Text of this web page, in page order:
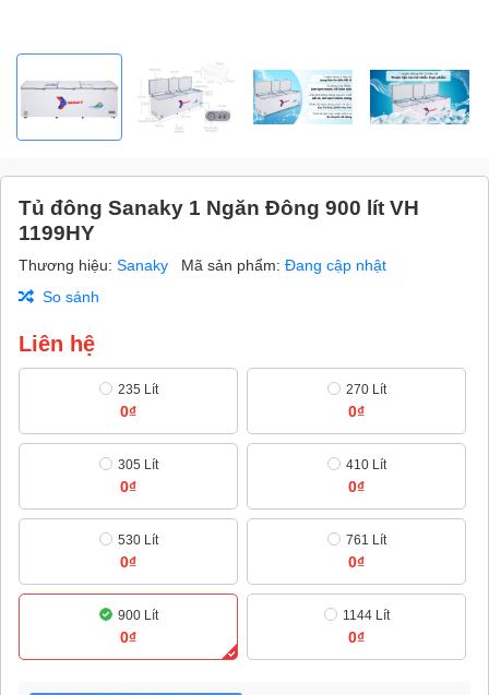
Tủ đông Sanaky 1 Ngăn Đông 900 lít VH
1199HY
Thương hiệu: Sanaky Mã sản phẩm: Đang cập nhật
So sánh
Liên hệ
235 Lít
0₫
270 Lít
0₫
305 Lít
0₫
410 Lít
0₫
530 Lít
0₫
761 Lít
0₫
900 Lít
0₫
1144 Lít
0₫